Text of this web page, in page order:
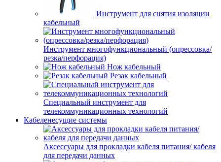
Инструмент для снятия изоляции
кабельный
Инструмент многофункциональный (опрессовка/
резка/перфорация)
Нож кабельный
Резак кабельный
Специальный инструмент для
телекоммуникационных технологий
Кабеленесущие системы
Аксессуары для прокладки кабеля питания/ кабеля
для передачи данных